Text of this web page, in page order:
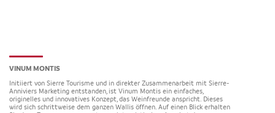
VINUM MONTIS
Initiiert von Sierre Tourisme und in direkter Zusammenarbeit mit Sierre-
Anniviers Marketing entstanden, ist Vinum Montis ein einfaches,
originelles und innovatives Konzept, das Weinfreunde anspricht. Dieses
wird sich schrittweise dem ganzen Wallis öffnen. Auf einen Blick erhalten